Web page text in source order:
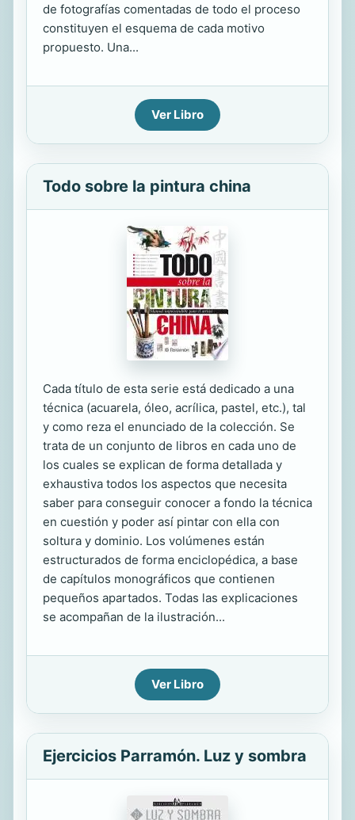
de fotografías comentadas de todo el proceso
constituyen el esquema de cada motivo
propuesto. Una...
Ver Libro
Todo sobre la pintura china
Cada título de esta serie está dedicado a una
técnica (acuarela, óleo, acrílica, pastel, etc.), tal
y como reza el enunciado de la colección. Se
trata de un conjunto de libros en cada uno de
los cuales se explican de forma detallada y
exhaustiva todos los aspectos que necesita
saber para conseguir conocer a fondo la técnica
en cuestión y poder así pintar con ella con
soltura y dominio. Los volúmenes están
estructurados de forma enciclopédica, a base
de capítulos monográficos que contienen
pequeños apartados. Todas las explicaciones
se acompañan de la ilustración...
Ver Libro
Ejercicios Parramón. Luz y sombra